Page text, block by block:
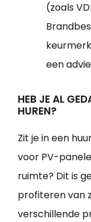
(zoals
een
HEB JE AL
HUREN?
Zit je in een
voor PV-
ruimte? Dit is
profiteren van
verschillende